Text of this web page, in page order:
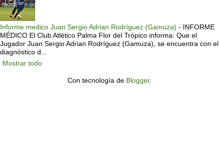
Informe medico Juan Sergio Adrian Rodríguez (Gamuza) - INFORME
MÉDICO El Club Atlético Palma Flor del Trópico informa: Que el
Jugador Juan Sergio Adrian Rodríguez (Gamuza), se encuentra con el
diagnóstico d...
Mostrar todo
Con tecnología de Blogger.